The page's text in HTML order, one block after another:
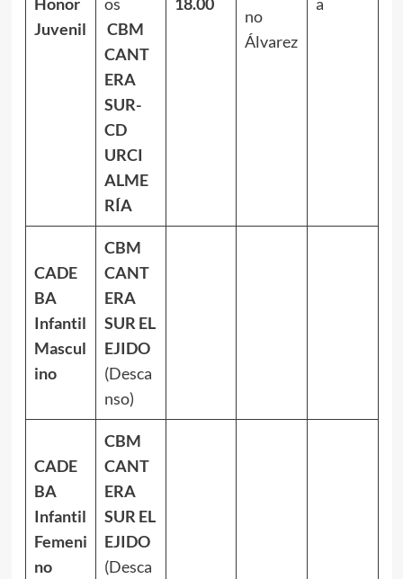
Juvenil
CBM
CANT
ERA
SUR-
CD
URCI
ALME
RÍA
no
Álvarez
CADE
BA
Infantil
Mascul
ino
CBM
CANT
ERA
SUR EL
EJIDO
(Desca
nso)
CADE
BA
Infantil
Femeni
no
CBM
CANT
ERA
SUR EL
EJIDO
(Desca